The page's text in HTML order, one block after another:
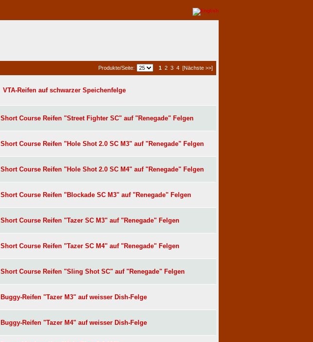
1 2 3 4 [Nächste >>]
Produkte/Seite:
VTA-Reifen auf schwarzer Speichenfelge
Short Course Reifen "Street Fighter SC" auf "Renegade" Felgen
Short Course Reifen "Hole Shot 2.0 SC M3" auf "Renegade" Felgen
Short Course Reifen "Hole Shot 2.0 SC M4" auf "Renegade" Felgen
Short Course Reifen "Blockade SC M3" auf "Renegade" Felgen
Short Course Reifen "Tazer SC M3" auf "Renegade" Felgen
Short Course Reifen "Tazer SC M4" auf "Renegade" Felgen
Short Course Reifen "Sling Shot SC" auf "Renegade" Felgen
Buggy-Reifen "Tazer M3" auf weisser Dish-Felge
Buggy-Reifen "Tazer M4" auf weisser Dish-Felge